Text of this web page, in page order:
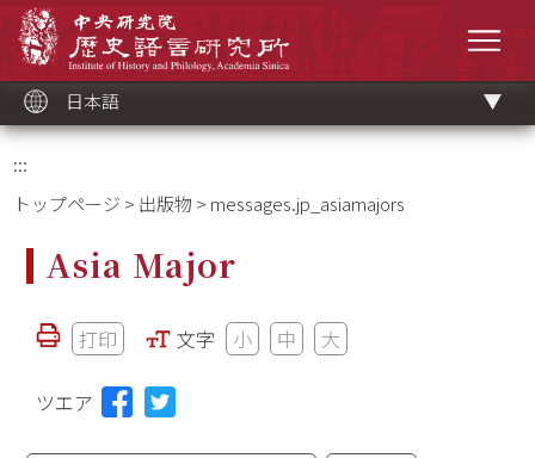
ッ
ク
日本語
:::
トップページ > 出版物 > messages.jp_asiamajors
Asia Major
打印 文字 小 中 大
ツエア